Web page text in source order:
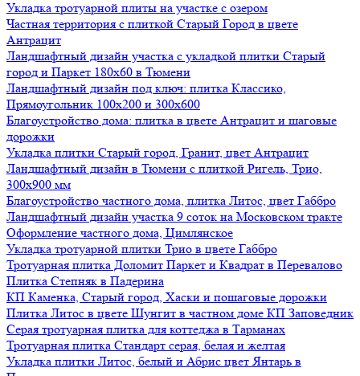
Укладка тротуарной плиты на участке с озером
Частная территория с плиткой Старый Город в цвете
Антрацит
Ландшафтный дизайн участка с укладкой плитки Старый
город и Паркет 180х60 в Тюмени
Ландшафтный дизайн под ключ: плитка Классико,
Прямоугольник 100х200 и 300х600
Благоустройство дома: плитка в цвете Антрацит и шаговые
дорожки
Укладка плитки Старый город, Гранит, цвет Антрацит
Ландшафтный дизайн в Тюмени с плиткой Ригель, Трио,
300х900 мм
Благоустройство частного дома, плитка Литос, цвет Габбро
Ландшафтный дизайн участка 9 соток на Московском тракте
Оформление частного дома, Цимлянское
Укладка тротуарной плитки Трио в цвете Габбро
Тротуарная плитка Доломит Паркет и Квадрат в Перевалово
Плитка Степняк в Падерина
КП Каменка, Старый город, Хаски и пошаговые дорожки
Плитка Литос в цвете Шунгит в частном доме КП Заповедник
Серая тротуарная плитка для коттеджа в Тарманах
Тротуарная плитка Стандарт серая, белая и желтая
Укладка плитки Литос, белый и Абрис цвет Янтарь в